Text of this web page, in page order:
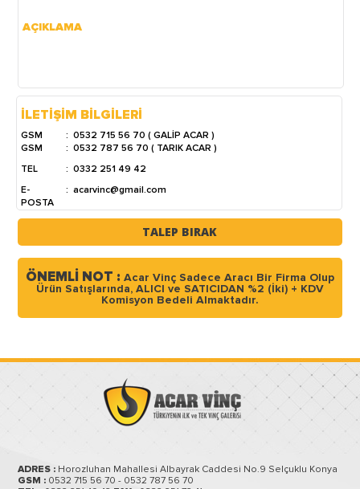
AÇIKLAMA
İLETİŞİM BİLGİLERİ
GSM : 0532 715 56 70 ( GALİP ACAR )
GSM
: 0532 787 56 70 ( TARIK ACAR )
TEL
: 0332 251 49 42
E-
POSTA
: acarvinc@gmail.com
TALEP BIRAK
ÖNEMLİ NOT : Acar Vinç Sadece Aracı Bir Firma Olup
Ürün Satışlarında, ALICI ve SATICIDAN %2 (İki) + KDV
Komisyon Bedeli Almaktadır.
ADRES : Horozluhan Mahallesi Albayrak Caddesi No.9 Selçuklu Konya
GSM : 0532 715 56 70 - 0532 787 56 70